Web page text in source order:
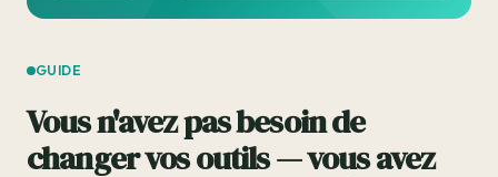
GUIDE
Vous n'avez pas besoin de
changer vos outils — vous avez